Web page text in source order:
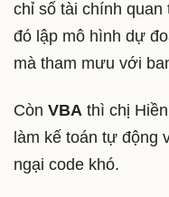
chỉ số tài chính
đó lập mô hình dự
mà tham mưu với
Còn VBA thì chị
làm kế toán tự động
ngại code khó.